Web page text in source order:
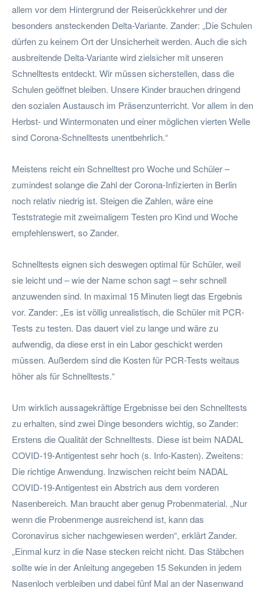
allem vor dem Hintergrund der Reiserückkehrer und der
besonders ansteckenden Delta-Variante. Zander: „Die Schulen
dürfen zu keinem Ort der Unsicherheit werden. Auch die sich
ausbreitende Delta-Variante wird zielsicher mit unseren
Schnelltests entdeckt. Wir müssen sicherstellen, dass die
Schulen geöffnet bleiben. Unsere Kinder brauchen dringend
den sozialen Austausch im Präsenzunterricht. Vor allem in den
Herbst- und Wintermonaten und einer möglichen vierten Welle
sind Corona-Schnelltests unentbehrlich.“
Meistens reicht ein Schnelltest pro Woche und Schüler –
zumindest solange die Zahl der Corona-Infizierten in Berlin
noch relativ niedrig ist. Steigen die Zahlen, wäre eine
Teststrategie mit zweimaligem Testen pro Kind und Woche
empfehlenswert, so Zander.
Schnelltests eignen sich deswegen optimal für Schüler, weil
sie leicht und – wie der Name schon sagt – sehr schnell
anzuwenden sind. In maximal 15 Minuten liegt das Ergebnis
vor. Zander: „Es ist völlig unrealistisch, die Schüler mit PCR-
Tests zu testen. Das dauert viel zu lange und wäre zu
aufwendig, da diese erst in ein Labor geschickt werden
müssen. Außerdem sind die Kosten für PCR-Tests weitaus
höher als für Schnelltests.“
Um wirklich aussagekräftige Ergebnisse bei den Schnelltests
zu erhalten, sind zwei Dinge besonders wichtig, so Zander:
Erstens die Qualität der Schnelltests. Diese ist beim NADAL
COVID-19-Antigentest sehr hoch (s. Info-Kasten). Zweitens:
Die richtige Anwendung. Inzwischen reicht beim NADAL
COVID-19-Antigentest ein Abstrich aus dem vorderen
Nasenbereich. Man braucht aber genug Probenmaterial. „Nur
wenn die Probenmenge ausreichend ist, kann das
Coronavirus sicher nachgewiesen werden“, erklärt Zander.
„Einmal kurz in die Nase stecken reicht nicht. Das Stäbchen
sollte wie in der Anleitung angegeben 15 Sekunden in jedem
Nasenloch verbleiben und dabei fünf Mal an der Nasenwand